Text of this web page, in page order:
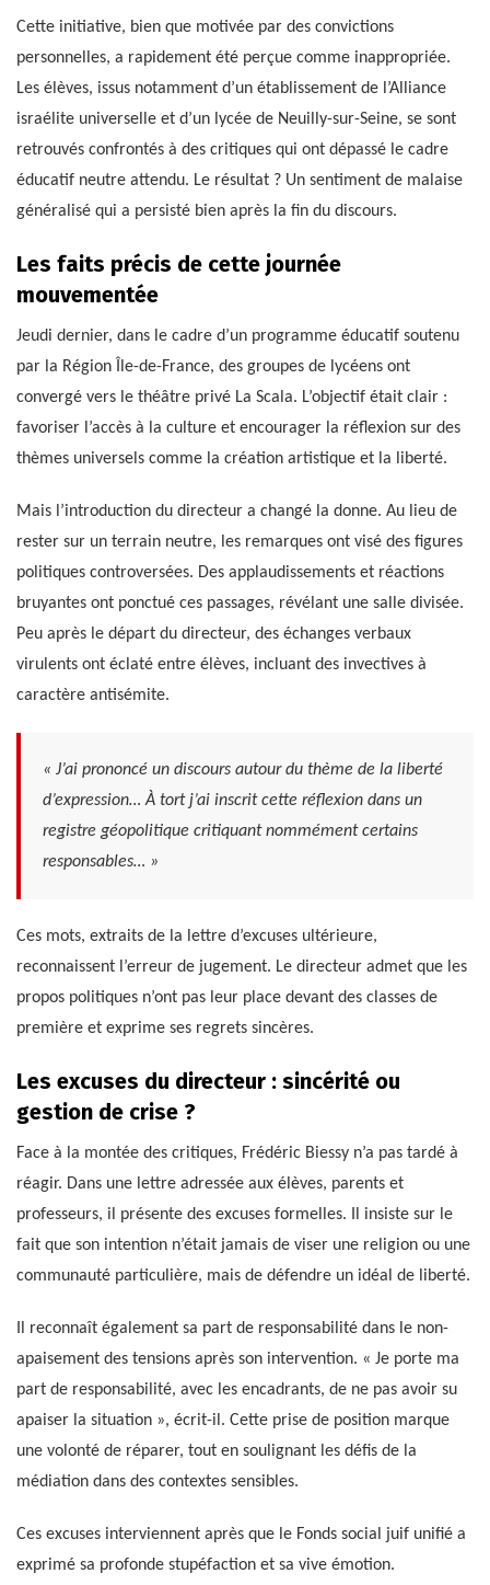
Cette initiative, bien que motivée par des convictions
personnelles, a rapidement été perçue comme inappropriée.
Les élèves, issus notamment d’un établissement de l’Alliance
israélite universelle et d’un lycée de Neuilly-sur-Seine, se sont
retrouvés confrontés à des critiques qui ont dépassé le cadre
éducatif neutre attendu. Le résultat ? Un sentiment de malaise
généralisé qui a persisté bien après la fin du discours.
Les faits précis de cette journée
mouvementée
Jeudi dernier, dans le cadre d’un programme éducatif soutenu
par la Région Île-de-France, des groupes de lycéens ont
convergé vers le théâtre privé La Scala. L’objectif était clair :
favoriser l’accès à la culture et encourager la réflexion sur des
thèmes universels comme la création artistique et la liberté.
Mais l’introduction du directeur a changé la donne. Au lieu de
rester sur un terrain neutre, les remarques ont visé des figures
politiques controversées. Des applaudissements et réactions
bruyantes ont ponctué ces passages, révélant une salle divisée.
Peu après le départ du directeur, des échanges verbaux
virulents ont éclaté entre élèves, incluant des invectives à
caractère antisémite.
« J’ai prononcé un discours autour du thème de la liberté
d’expression… À tort j’ai inscrit cette réflexion dans un
registre géopolitique critiquant nommément certains
responsables… »
Ces mots, extraits de la lettre d’excuses ultérieure,
reconnaissent l’erreur de jugement. Le directeur admet que les
propos politiques n’ont pas leur place devant des classes de
première et exprime ses regrets sincères.
Les excuses du directeur : sincérité ou
gestion de crise ?
Face à la montée des critiques, Frédéric Biessy n’a pas tardé à
réagir. Dans une lettre adressée aux élèves, parents et
professeurs, il présente des excuses formelles. Il insiste sur le
fait que son intention n’était jamais de viser une religion ou une
communauté particulière, mais de défendre un idéal de liberté.
Il reconnaît également sa part de responsabilité dans le non-
apaisement des tensions après son intervention. « Je porte ma
part de responsabilité, avec les encadrants, de ne pas avoir su
apaiser la situation », écrit-il. Cette prise de position marque
une volonté de réparer, tout en soulignant les défis de la
médiation dans des contextes sensibles.
Ces excuses interviennent après que le Fonds social juif unifié a
exprimé sa profonde stupéfaction et sa vive émotion.